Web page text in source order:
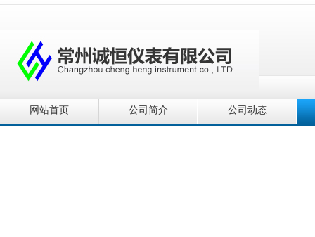
网站首页 公司简介 公司动态